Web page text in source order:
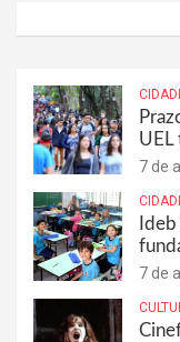
UEL
7 de
7 de